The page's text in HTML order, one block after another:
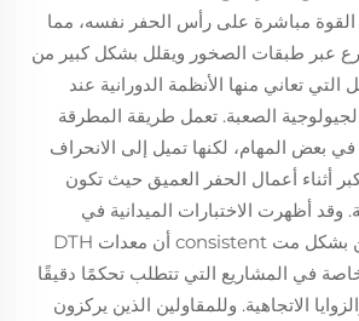
مباشرة على رأس الحفر نفسه، مما
عبر طبقات الصخور ويقلل بشكل كبير من
تعاني منها الأنظمة الدورانية عند
الصعبة. تعمل طريقة المطرقة
بعض المهام، لكنها تميل إلى الانحراف
أثناء أعمال الحفر العميق حيث تكون
وقد أظهرت الاختبارات الميدانية في
مختلف مواقع التعدين بشكل مت consistent أن معدات DTH
في المشاريع التي تتطلب تحكمًا دقيقًا
الاتجاهية. وللمقاولين الذين يركزون